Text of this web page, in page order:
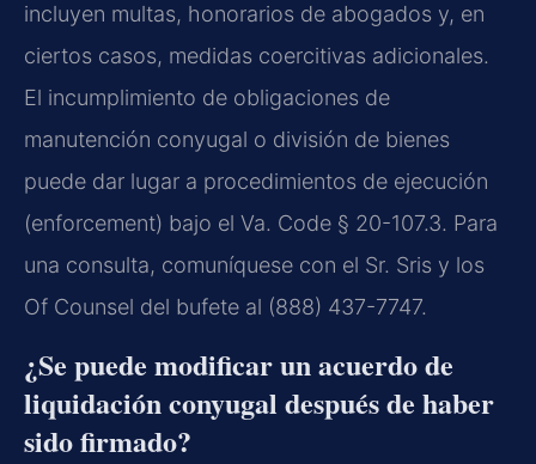
incluyen multas, honorarios de abogados y, en
ciertos casos, medidas coercitivas adicionales.
El incumplimiento de obligaciones de
manutención conyugal o división de bienes
puede dar lugar a procedimientos de ejecución
(enforcement) bajo el Va. Code § 20-107.3. Para
una consulta, comuníquese con el Sr. Sris y los
Of Counsel del bufete al (888) 437-7747.
¿Se puede modificar un acuerdo de
liquidación conyugal después de haber
sido firmado?